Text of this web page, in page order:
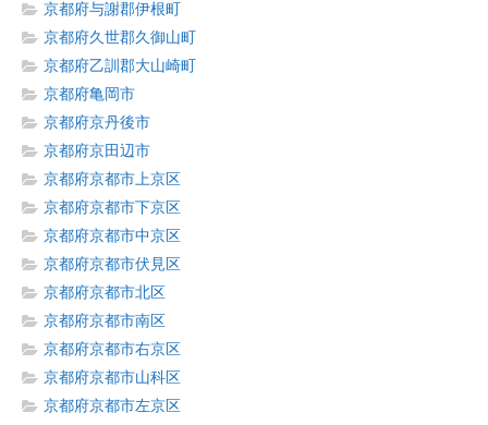
京都府与謝郡伊根町
京都府久世郡久御山町
京都府乙訓郡大山崎町
京都府亀岡市
京都府京丹後市
京都府京田辺市
京都府京都市上京区
京都府京都市下京区
京都府京都市中京区
京都府京都市伏見区
京都府京都市北区
京都府京都市南区
京都府京都市右京区
京都府京都市山科区
京都府京都市左京区